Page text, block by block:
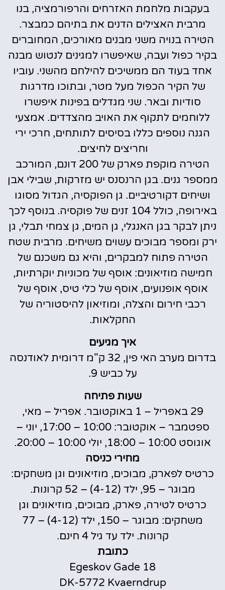
בעקבות מלחמת האזרחים והרפורמציה, בנו
מרבית האצילים הדנים את בתיהם כמבצר.
הטירה בנויה משני מבנים מאורכים, המחוברים
בקיר כפול ועבה, שאיפשרו למגינים לנטוש מבנה
אחד בעוד הם ממשיכים להילחם מהשני. עוביו
של הקיר הכפול מעל מטר, ובתוכו מדרגות
סודיות ובאר. שני מגדלים בפינות איפשרו
ללוחמים לתקוף את האויב מהצדדים. אמצעי
הגנה נוספים כללו בסיסים לתותחים, חרכי ירי
וחריצים לחיצים.
הטירה מוקפת פארק של 200 דונם, המורכב
ממספר גנים. בגן הרנסנס יש מזרקות, שבילי אבן
ושיחים דקורטיביים. גן הפוקסיה, הגדול מסוגו
באירופה, כולל 104 זנים של פוקסיה. בנוסף לכך
ניתן לבקר בגן האנגלי, גן המים, גן צמחי תבלי, גן
ירק ומספר מבוכים עשוים משיחים. מרבית שטח
הטירה פתוח למבקרים, והיא גם משכנם של
חמישה מוזיאונים: אוסף של מכוניות יוקרתיות,
אוסף אופנועים, אוסף של כלי טיס, אוסף של
רכבי חירום והצלה, ומוזיאון להיסטוריה של
החקלאות.
איך מגיעים
בדרום מערב האי פין, 32 ק"מ דרומית לאודנסה
על כביש 9.
שעות פתיחה
29 באפריל – 1 באוקטובר. אפריל – מאי,
ספטמבר – אוקטובר: 10:00 – 17:00, יוני –
אוגוסט 10:00 – 18:00, יולי 10:00 – 20:00.
מחירי כניסה
כרטיס לפארק, מבוכים, מוזיאונים וגן משחקים:
מבוגר – 95, ילד (4-12) – 52 קרונות.
כרטיס לטירה, פארק, מבוכים, מוזיאונים וגן
משחקים: מבוגר – 150, ילד (4-12) – 77
קרונות. ילד עד גיל 4 חינם.
כתובת
Egeskov Gade 18
DK-5772 Kvaerndrup